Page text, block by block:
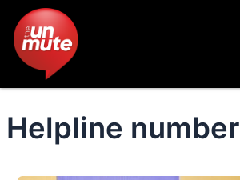
content
Helpline number